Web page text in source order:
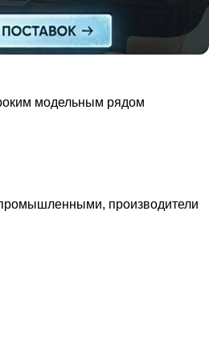
модельным рядом
производители